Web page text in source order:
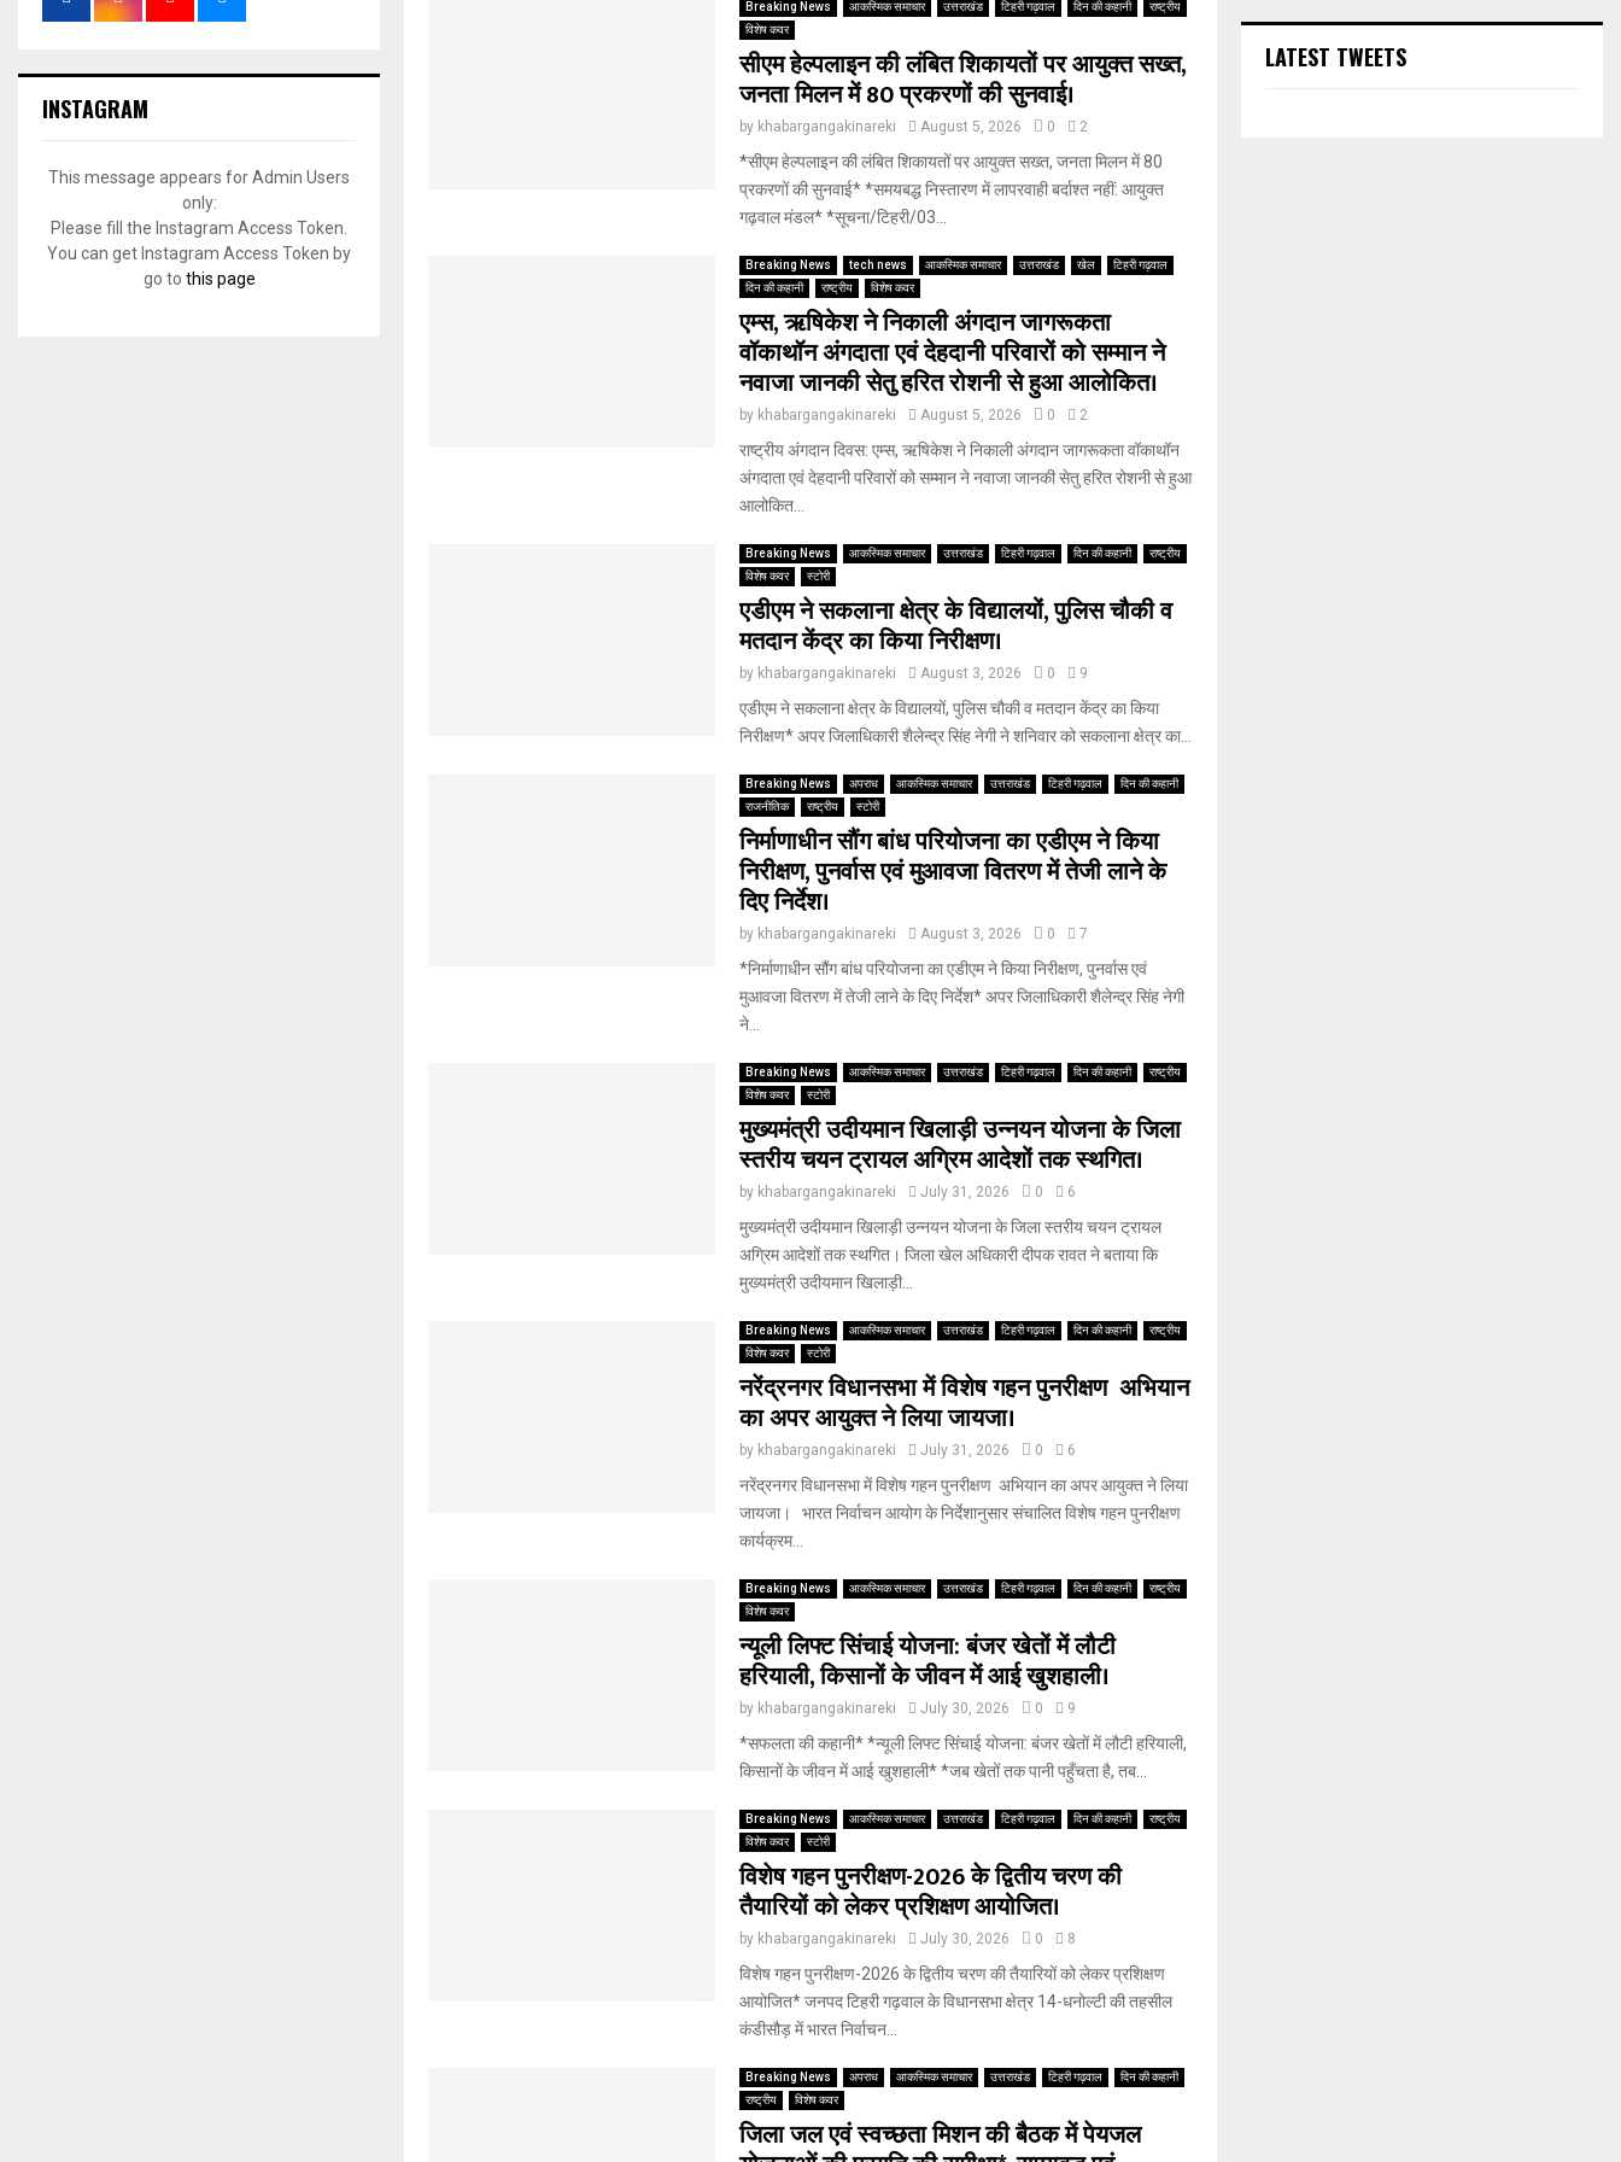
Breaking News आकस्मिक समाचार उत्तराखंड टिहरी गढ़वाल दिन की कहानी
राष्ट्रीय
विशेष कवर
सीएम हेल्पलाइन की लंबित शिकायतों पर आयुक्त सख्त,
जनता मिलन में 80 प्रकरणों की सुनवाई।
by khabargangakinareki August 5, 2026 0 2
*सीएम हेल्पलाइन की लंबित शिकायतों पर आयुक्त सख्त, जनता मिलन में 80
प्रकरणों की सुनवाई* *समयबद्ध निस्तारण में लापरवाही बर्दाश्त नहीं: आयुक्त
गढ़वाल मंडल* *सूचना/टिहरी/03...
Breaking News tech news आकस्मिक समाचार उत्तराखंड खेल
टिहरी गढ़वाल
दिन की कहानी
राष्ट्रीय विशेष कवर
एम्स, ऋषिकेश ने निकाली अंगदान जागरूकता
वॉकाथॉन अंगदाता एवं देहदानी परिवारों को सम्मान ने
नवाजा जानकी सेतु हरित रोशनी से हुआ आलोकित।
by khabargangakinareki August 5, 2026 0 2
राष्ट्रीय अंगदान दिवस: एम्स, ऋषिकेश ने निकाली अंगदान जागरूकता वॉकाथॉन
अंगदाता एवं देहदानी परिवारों को सम्मान ने नवाजा जानकी सेतु हरित रोशनी से हुआ
आलोकित...
Breaking News आकस्मिक समाचार उत्तराखंड टिहरी गढ़वाल दिन की कहानी
राष्ट्रीय
विशेष कवर
स्टोरी
एडीएम ने सकलाना क्षेत्र के विद्यालयों, पुलिस चौकी व
मतदान केंद्र का किया निरीक्षण।
by khabargangakinareki August 3, 2026 0 9
एडीएम ने सकलाना क्षेत्र के विद्यालयों, पुलिस चौकी व मतदान केंद्र का किया
निरीक्षण* अपर जिलाधिकारी शैलेन्द्र सिंह नेगी ने शनिवार को सकलाना क्षेत्र का...
Breaking News अपराध आकस्मिक समाचार उत्तराखंड टिहरी गढ़वाल
दिन की कहानी
राजनीतिक
राष्ट्रीय स्टोरी
निर्माणाधीन सौंग बांध परियोजना का एडीएम ने किया
निरीक्षण, पुनर्वास एवं मुआवजा वितरण में तेजी लाने के
दिए निर्देश।
by khabargangakinareki August 3, 2026 0 7
*निर्माणाधीन सौंग बांध परियोजना का एडीएम ने किया निरीक्षण, पुनर्वास एवं
मुआवजा वितरण में तेजी लाने के दिए निर्देश* अपर जिलाधिकारी शैलेन्द्र सिंह नेगी
ने...
Breaking News आकस्मिक समाचार उत्तराखंड टिहरी गढ़वाल दिन की कहानी
राष्ट्रीय
विशेष कवर
स्टोरी
मुख्यमंत्री उदीयमान खिलाड़ी उन्नयन योजना के जिला
स्तरीय चयन ट्रायल अग्रिम आदेशों तक स्थगित।
by khabargangakinareki July 31, 2026 0 6
मुख्यमंत्री उदीयमान खिलाड़ी उन्नयन योजना के जिला स्तरीय चयन ट्रायल
अग्रिम आदेशों तक स्थगित। जिला खेल अधिकारी दीपक रावत ने बताया कि
मुख्यमंत्री उदीयमान खिलाड़ी...
Breaking News आकस्मिक समाचार उत्तराखंड टिहरी गढ़वाल दिन की कहानी
राष्ट्रीय
विशेष कवर
स्टोरी
नरेंद्रनगर विधानसभा में विशेष गहन पुनरीक्षण अभियान
का अपर आयुक्त ने लिया जायजा।
by khabargangakinareki July 31, 2026 0 6
नरेंद्रनगर विधानसभा में विशेष गहन पुनरीक्षण अभियान का अपर आयुक्त ने लिया
जायजा। ‎ ‎ भारत निर्वाचन आयोग के निर्देशानुसार संचालित विशेष गहन पुनरीक्षण
कार्यक्रम...
Breaking News आकस्मिक समाचार उत्तराखंड टिहरी गढ़वाल दिन की कहानी
राष्ट्रीय
विशेष कवर
न्यूली लिफ्ट सिंचाई योजना: बंजर खेतों में लौटी
हरियाली, किसानों के जीवन में आई खुशहाली।
by khabargangakinareki July 30, 2026 0 9
*सफलता की कहानी* *न्यूली लिफ्ट सिंचाई योजना: बंजर खेतों में लौटी हरियाली,
किसानों के जीवन में आई खुशहाली* *जब खेतों तक पानी पहुँचता है, तब...
Breaking News आकस्मिक समाचार उत्तराखंड टिहरी गढ़वाल दिन की कहानी
राष्ट्रीय
विशेष कवर
स्टोरी
विशेष गहन पुनरीक्षण-2026 के द्वितीय चरण की
तैयारियों को लेकर प्रशिक्षण आयोजित।
by khabargangakinareki July 30, 2026 0 8
विशेष गहन पुनरीक्षण-2026 के द्वितीय चरण की तैयारियों को लेकर प्रशिक्षण
आयोजित* जनपद टिहरी गढ़वाल के विधानसभा क्षेत्र 14-धनोल्टी की तहसील
कंडीसौड़ में भारत निर्वाचन...
Breaking News अपराध आकस्मिक समाचार उत्तराखंड टिहरी गढ़वाल
दिन की कहानी
राष्ट्रीय
विशेष कवर
जिला जल एवं स्वच्छता मिशन की बैठक में पेयजल
INSTAGRAM
This message appears for Admin Users
only:
Please fill the Instagram Access Token.
You can get Instagram Access Token by
go to this page
LATEST TWEETS